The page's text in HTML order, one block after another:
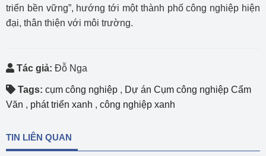
triển bền vững”, hướng tới một thành phố công nghiệp hiện
đại, thân thiện với môi trường.
Tác giả: Đỗ Nga
Tags: cụm công nghiệp , Dự án Cụm công nghiệp Cẩm
Văn , phát triển xanh , công nghiệp xanh
TIN LIÊN QUAN